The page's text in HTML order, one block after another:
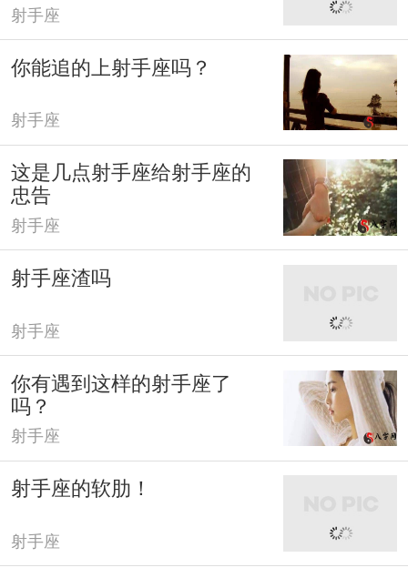
射手座
你能追的上射手座吗？
射手座
这是几点射手座给射手座的
忠告
射手座
射手座渣吗
射手座
你有遇到这样的射手座了
吗？
射手座
射手座的软肋！
射手座